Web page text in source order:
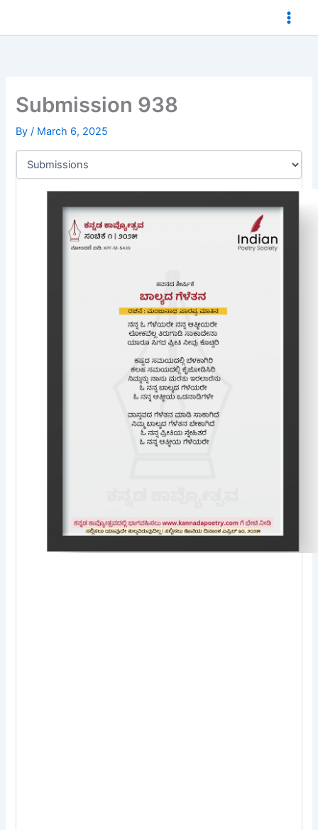
Submission 938
By/ March 6, 2025